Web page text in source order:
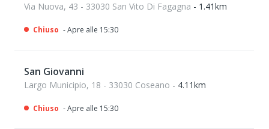
Via Nuova, 43 - 33030 San Vito Di Fagagna - 1.41km
Chiuso - Apre alle 15:30
San Giovanni
Largo Municipio, 18 - 33030 Coseano - 4.11km
Chiuso - Apre alle 15:30